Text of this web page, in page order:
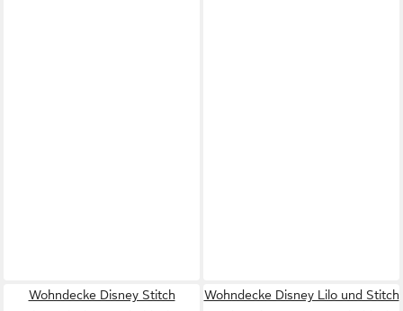
Wohndecke Disney Stitch
Wohndecke Disney Lilo und Stitch